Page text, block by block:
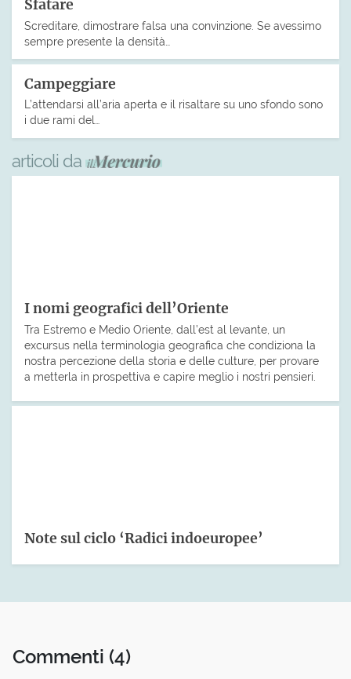
Sfatare
Screditare, dimostrare falsa una convinzione. Se avessimo
sempre presente la densità…
Campeggiare
L’attendarsi all’aria aperta e il risaltare su uno sfondo sono
i due rami del…
articoli da
I nomi geografici dell’Oriente
Tra Estremo e Medio Oriente, dall’est al levante, un
excursus nella terminologia geografica che condiziona la
nostra percezione della storia e delle culture, per provare
a metterla in prospettiva e capire meglio i nostri pensieri.
Note sul ciclo ‘Radici indoeuropee’
Commenti (4)